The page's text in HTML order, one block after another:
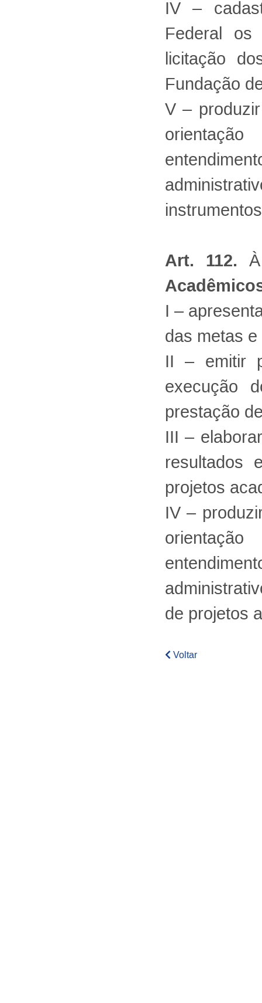
IV –
Federal os
licitação
Fundação
V –
Art. 112.
I –
das metas
II – emitir
execução
prestação
III –
resultados
projetos
IV –
de projetos
Voltar